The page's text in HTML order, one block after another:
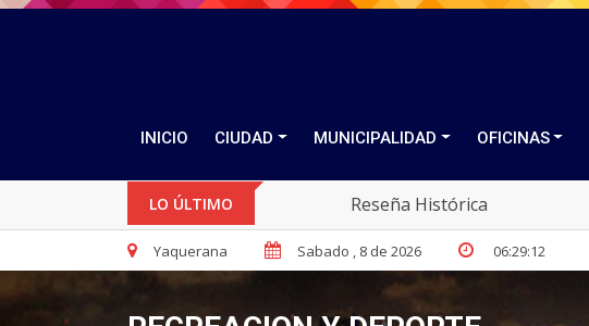
INICIO CIUDAD MUNICIPALIDAD OFICINAS
LO ÚLTIMO Reseña Histórica
Yaquerana Sabado , 8 de 2026 06:29:12